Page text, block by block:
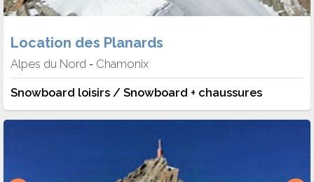
Location des Planards
Alpes du Nord - Chamonix
Snowboard loisirs / Snowboard + chaussures